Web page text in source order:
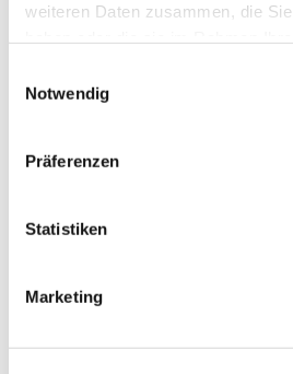
weiteren Daten zusammen, die
Notwendig
Präferenzen
Statistiken
Marketing